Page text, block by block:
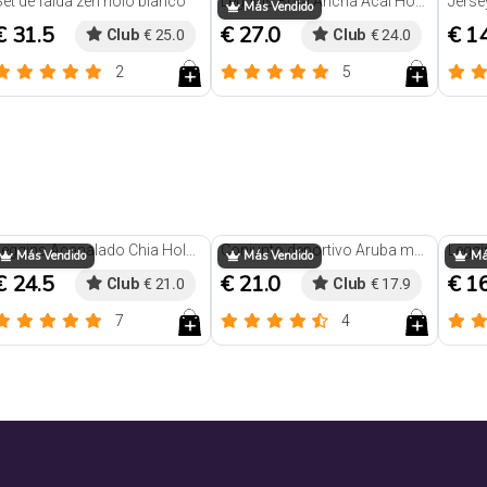
31.5 Club € 25.0
2
Más Vendido
€ 27.0 Club € 24.0
5
€
Más Vendido
24.5 Club € 21.0
7
Más Vendido
€ 21.0 Club € 17.9
4
€